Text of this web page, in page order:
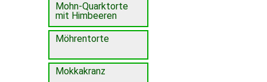
Mohn-Quarktorte
mit Himbeeren
Möhrentorte
Mokkakranz